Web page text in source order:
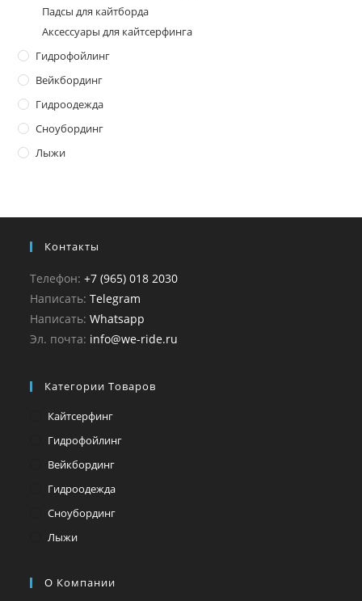
Падсы для кайтборда
Аксессуары для кайтсерфинга
Гидрофойлинг
Вейкбординг
Гидроодежда
Сноубординг
Лыжи
Контакты
Телефон:+7 (965) 018 2030
Написать:Telegram
Написать:Whatsapp
Эл. почта: info@we-ride.ru
Категории Товаров
Кайтсерфинг
Гидрофойлинг
Вейкбординг
Гидроодежда
Сноубординг
Лыжи
О Компании